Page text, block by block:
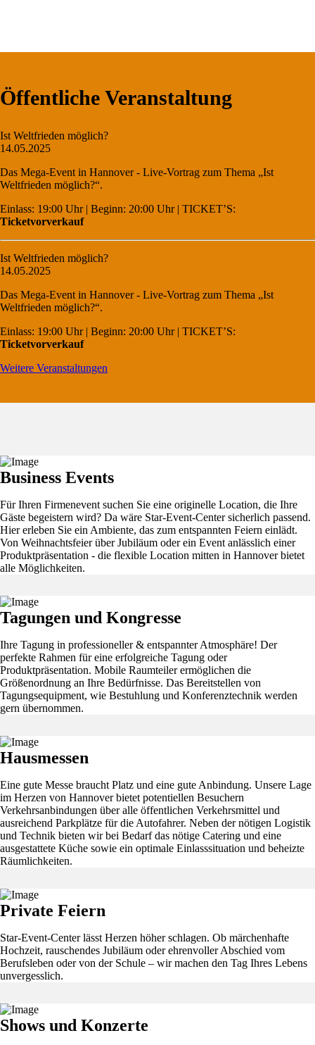
Öffentliche Veranstaltung
Ist Weltfrieden möglich?
14.05.2025
Das Mega-Event in Hannover - Live-Vortrag zum Thema „Ist
Weltfrieden möglich?“.
Einlass: 19:00 Uhr | Beginn: 20:00 Uhr | TICKET’S:
Ticketvorverkauf
Ist Weltfrieden möglich?
14.05.2025
Das Mega-Event in Hannover - Live-Vortrag zum Thema „Ist
Weltfrieden möglich?“.
Einlass: 19:00 Uhr | Beginn: 20:00 Uhr | TICKET’S:
Ticketvorverkauf
Weitere Veranstaltungen
Business Events
Für Ihren Firmenevent suchen Sie eine originelle Location, die Ihre
Gäste begeistern wird? Da wäre Star-Event-Center sicherlich passend.
Hier erleben Sie ein Ambiente, das zum entspannten Feiern einlädt.
Von Weihnachtsfeier über Jubiläum oder ein Event anlässlich einer
Produktpräsentation - die flexible Location mitten in Hannover bietet
alle Möglichkeiten.
Tagungen und Kongresse
Ihre Tagung in professioneller & entspannter Atmosphäre! Der
perfekte Rahmen für eine erfolgreiche Tagung oder
Produktpräsentation. Mobile Raumteiler ermöglichen die
Größenordnung an Ihre Bedürfnisse. Das Bereitstellen von
Tagungsequipment, wie Bestuhlung und Konferenztechnik werden
gern übernommen.
Hausmessen
Eine gute Messe braucht Platz und eine gute Anbindung. Unsere Lage
im Herzen von Hannover bietet potentiellen Besuchern
Verkehrsanbindungen über alle öffentlichen Verkehrsmittel und
ausreichend Parkplätze für die Autofahrer. Neben der nötigen Logistik
und Technik bieten wir bei Bedarf das nötige Catering und eine
ausgestattete Küche sowie ein optimale Einlasssituation und beheizte
Räumlichkeiten.
Private Feiern
Star-Event-Center lässt Herzen höher schlagen. Ob märchenhafte
Hochzeit, rauschendes Jubiläum oder ehrenvoller Abschied vom
Berufsleben oder von der Schule – wir machen den Tag Ihres Lebens
unvergesslich.
Shows und Konzerte